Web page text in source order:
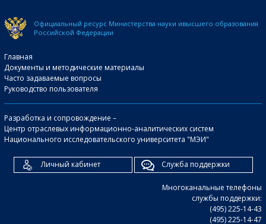
Официальный ресурс Министерства науки ивысшего образования
Российской Федерации
Главная
Документы и методические материалы
Часто задаваемые вопросы
Руководство пользователя
Разработка и сопровождение –
Центр отраслевых информационно-аналитических систем
Национального исследовательского университета "МЭИ"
Личный кабинет Служба поддержки
Многоканальные телефоны
службы поддержки:
(495) 225-14-43
(495) 225-14-47